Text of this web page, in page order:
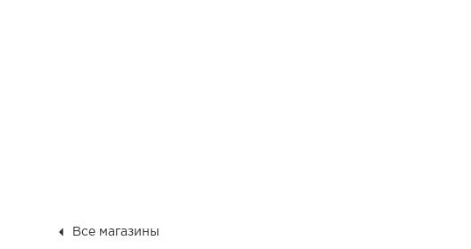
Все магазины